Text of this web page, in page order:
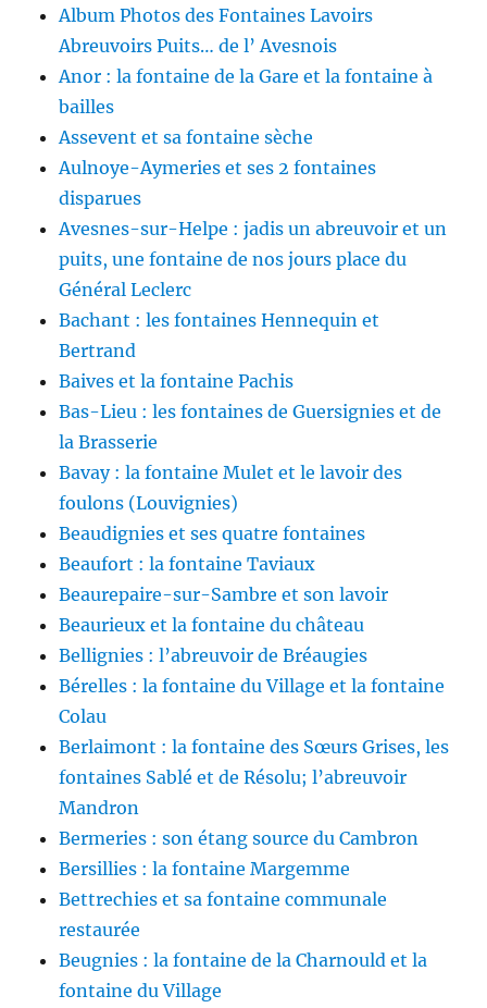
Album Photos des Fontaines Lavoirs
Abreuvoirs Puits… de l’ Avesnois
Anor : la fontaine de la Gare et la fontaine à
bailles
Assevent et sa fontaine sèche
Aulnoye-Aymeries et ses 2 fontaines
disparues
Avesnes-sur-Helpe : jadis un abreuvoir et un
puits, une fontaine de nos jours place du
Général Leclerc
Bachant : les fontaines Hennequin et
Bertrand
Baives et la fontaine Pachis
Bas-Lieu : les fontaines de Guersignies et de
la Brasserie
Bavay : la fontaine Mulet et le lavoir des
foulons (Louvignies)
Beaudignies et ses quatre fontaines
Beaufort : la fontaine Taviaux
Beaurepaire-sur-Sambre et son lavoir
Beaurieux et la fontaine du château
Bellignies : l’abreuvoir de Bréaugies
Bérelles : la fontaine du Village et la fontaine
Colau
Berlaimont : la fontaine des Sœurs Grises, les
fontaines Sablé et de Résolu; l’abreuvoir
Mandron
Bermeries : son étang source du Cambron
Bersillies : la fontaine Margemme
Bettrechies et sa fontaine communale
restaurée
Beugnies : la fontaine de la Charnould et la
fontaine du Village